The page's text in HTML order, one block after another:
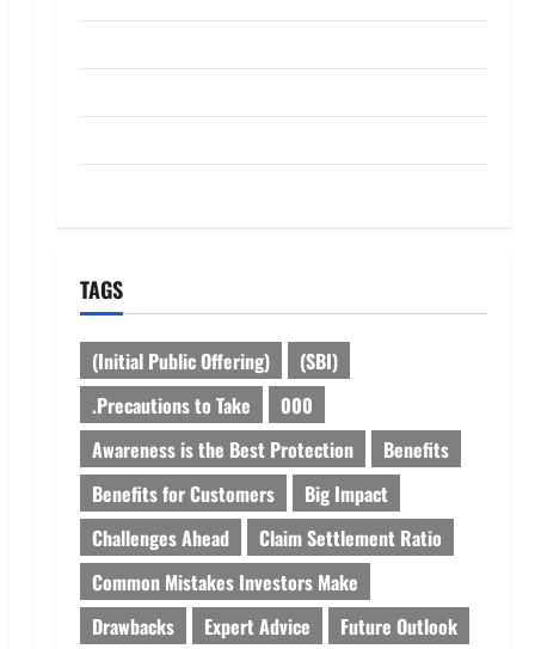
TAGS
(Initial Public Offering)
(SBI)
.Precautions to Take
000
Awareness is the Best Protection
Benefits
Benefits for Customers
Big Impact
Challenges Ahead
Claim Settlement Ratio
Common Mistakes Investors Make
Drawbacks
Expert Advice
Future Outlook